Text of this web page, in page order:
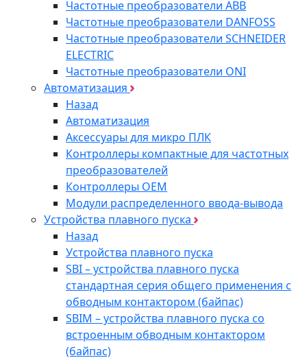
Частотные преобразователи ABB
Частотные преобразователи DANFOSS
Частотные преобразователи SCHNEIDER
ELECTRIC
Частотные преобразователи ONI
Автоматизация
Назад
Автоматизация
Аксессуары для микро ПЛК
Контроллеры компактные для частотных
преобразователей
Контроллеры ОЕМ
Модули распределенного ввода-вывода
Устройства плавного пуска
Назад
Устройства плавного пуска
SBI – устройства плавного пуска
стандартная серия общего применения с
обводным контактором (байпас)
SBIM – устройства плавного пуска со
встроенным обводным контактором
(байпас)